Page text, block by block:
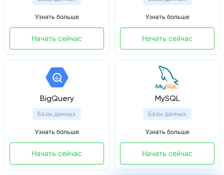
Узнать больше
Начать сейчас
Узнать больше
Начать сейчас
BigQuery
Базы данных
Узнать больше
Начать сейчас
MySQL
Базы данных
Узнать больше
Начать сейчас